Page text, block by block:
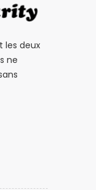
les deux
ne